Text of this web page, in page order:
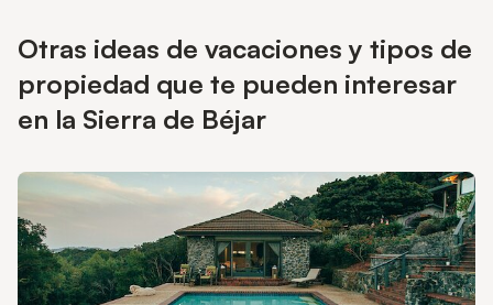
Otras ideas de vacaciones y tipos de
propiedad que te pueden interesar
en la Sierra de Béjar